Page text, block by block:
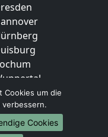
Cookies um die
Cookies